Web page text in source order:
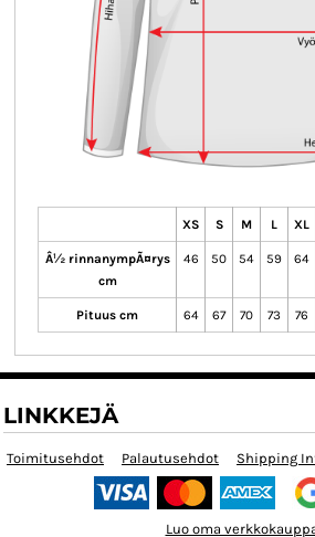
XS S M L XL
Â½ rinnanympÃ¤rys
cm
46 50 54 59 64
Pituus cm 64 67 70 73 76
LINKKEJÄ
Toimitusehdot Palautusehdot Shipping
Luo oma